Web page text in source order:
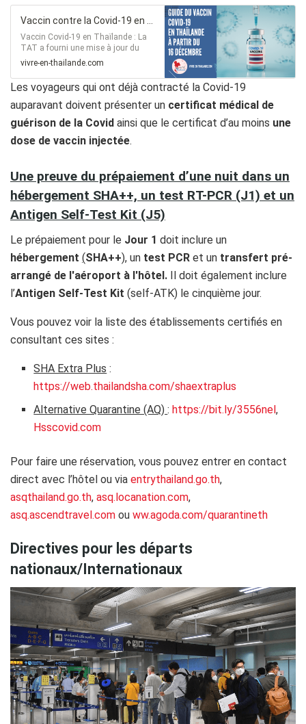
Vaccin Covid-19 en Thaïlande : La
TAT a fourni une mise à jour du
guide des vaccins pour les
décembre 2021.
vivre-en-thailande.com
Les voyageurs qui ont déjà contracté la Covid-19
auparavant doivent présenter un certificat médical de
guérison de la Covid ainsi que le certificat d’au moins une
dose de vaccin injectée.
Une preuve du prépaiement d’une nuit dans un
hébergement SHA++, un test RT-PCR (J1) et un
Antigen Self-Test Kit (J5)
Le prépaiement pour le Jour 1 doit inclure un
hébergement (SHA++), un test PCR et un transfert pré-
arrangé de l'aéroport à l'hôtel. Il doit également inclure
l’Antigen Self-Test Kit (self-ATK) le cinquième jour.
Vous pouvez voir la liste des établissements certifiés en
consultant ces sites :
SHA Extra Plus :
https://web.thailandsha.com/shaextraplus
Alternative Quarantine (AQ):https://bit.ly/3556nel,
Hsscovid.com
Pour faire une réservation, vous pouvez entrer en contact
direct avec l’hôtel ou via entrythailand.go.th,
asqthailand.go.th, asq.locanation.com,
asq.ascendtravel.com ou ww.agoda.com/quarantineth
Directives pour les départs
nationaux/Internationaux